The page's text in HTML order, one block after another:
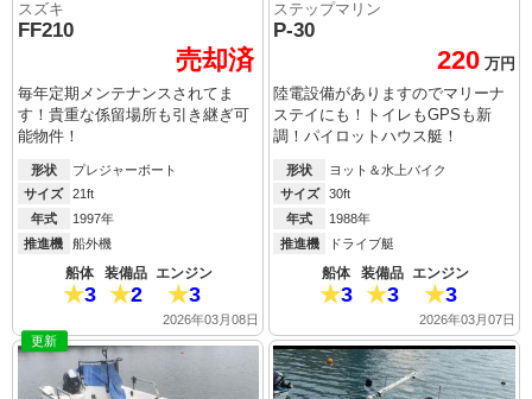
スズキ
FF210
売却済
毎年定期メンテナンスされてま
す！貴重な係留場所も引き継ぎ可
能物件！
形状
プレジャーボート
サイズ
21ft
年式
1997年
推進機
船外機
船体
3
装備品
2
エンジン
3
2026年03月08日
ステップマリン
P-30
220 万円
陸電設備がありますのでマリーナ
ステイにも！トイレもGPSも新
調！パイロットハウス艇！
形状
ヨット＆水上バイク
サイズ
30ft
年式
1988年
推進機
ドライブ艇
船体
3
装備品
3
エンジン
3
2026年03月07日
更新